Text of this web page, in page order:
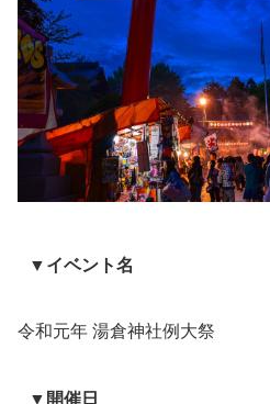
▼イベント名
令和元年 湯倉神社例大祭
▼開催日